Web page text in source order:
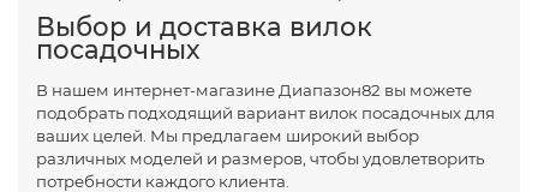
Выбор и доставка вилок
посадочных
В нашем интернет-магазине Диапазон82 вы можете
подобрать подходящий вариант вилок посадочных для
ваших целей. Мы предлагаем широкий выбор
различных моделей и размеров, чтобы удовлетворить
потребности каждого клиента.